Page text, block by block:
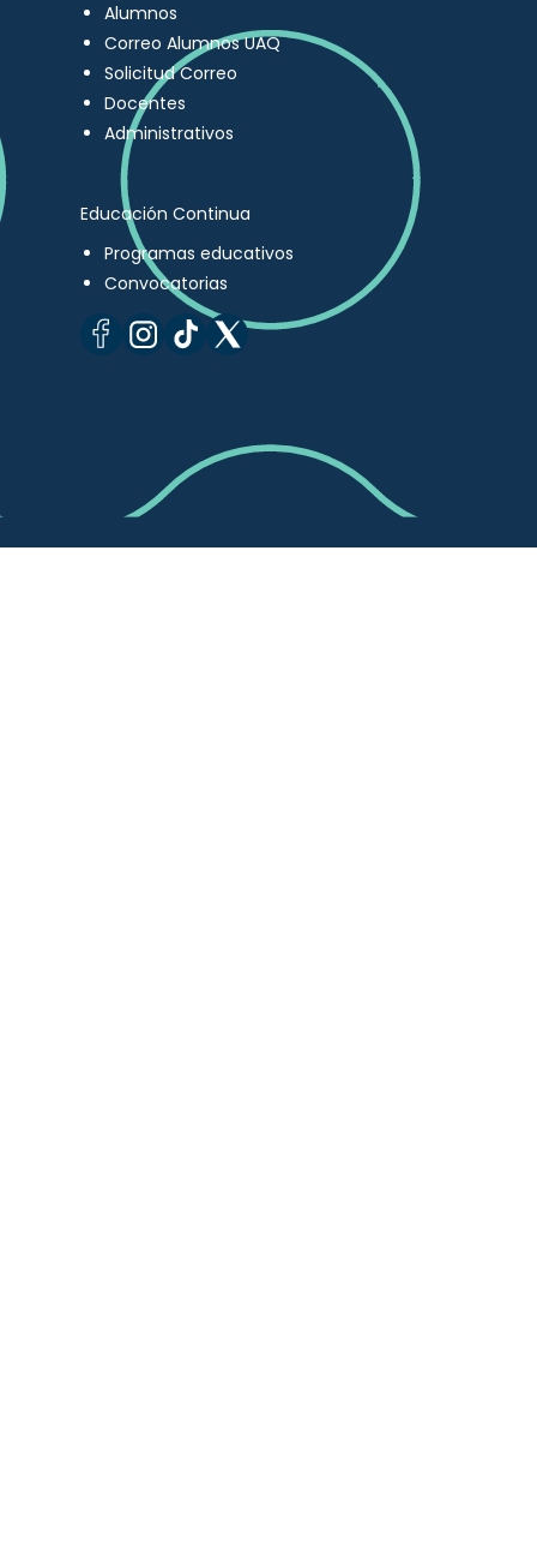
Alumnos
Correo Alumnos UAQ
Solicitud Correo
Docentes
Administrativos
Educación Continua
Programas educativos
Convocatorias